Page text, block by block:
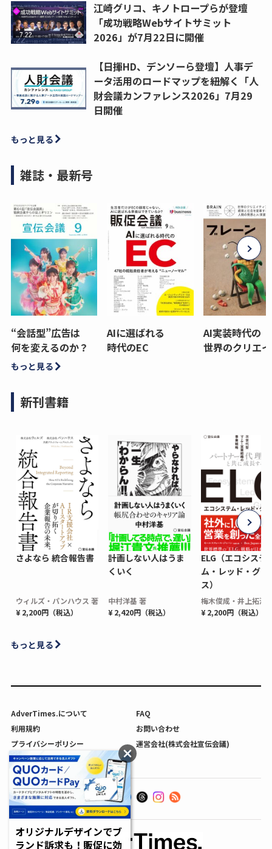
江崎グリコ、キノトロープらが登壇
「成功戦略Webサイトサミット
2026」が7月22日に開催
【日揮HD、デンソーら登壇】人事デ
ータ活用のロードマップを紐解く「人
財会議カンファレンス2026」7月29
日開催
もっと見る
雑誌・最新号
“会話型”広告は
何を変えるのか？
AIに選ばれる
時代のEC
AI実装時代の
世界のクリエ
もっと見る
新刊書籍
さよなら 統合報告書
ウィルズ・パンハウス 著
¥ 2,200円（税込）
計画しない人はうま
くいく
中村洋基 著
¥ 2,420円（税込）
ELG（エコシステ
ム・レッド・グロ
ス）
梅木俊成・井上拓海
¥ 2,200円（税込）
もっと見る
AdverTimes.について
FAQ
利用規約
お問い合わせ
プライバシーポリシー
運営会社(株式会社宣伝会議)
利用者情報の外部送信について
オリジナルデザインでブ
ランド訴求も！販促に効